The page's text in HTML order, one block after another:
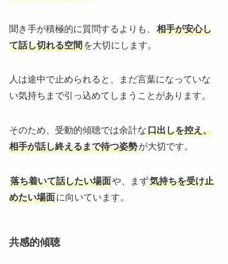
聞き手が積極的に質問するよりも、 相手が安心し
て話し切れる空間を大切にします。
人は途中で止められると、まだ言葉になっていな
い気持ちまで引っ込めてしまうことがあります。
そのため、受動的傾聴では余計な口出しを控え、
相手が話し終えるまで待つ姿勢が大切です。
落ち着いて話したい場面や、まず気持ちを受け止
めたい場面に向いています。
共感的傾聴